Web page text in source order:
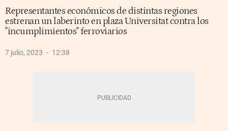
Representantes económicos de distintas regiones
estrenan un laberinto en plaza Universitat contra los
"incumplimientos" ferroviarios
7 julio, 2023 12:38